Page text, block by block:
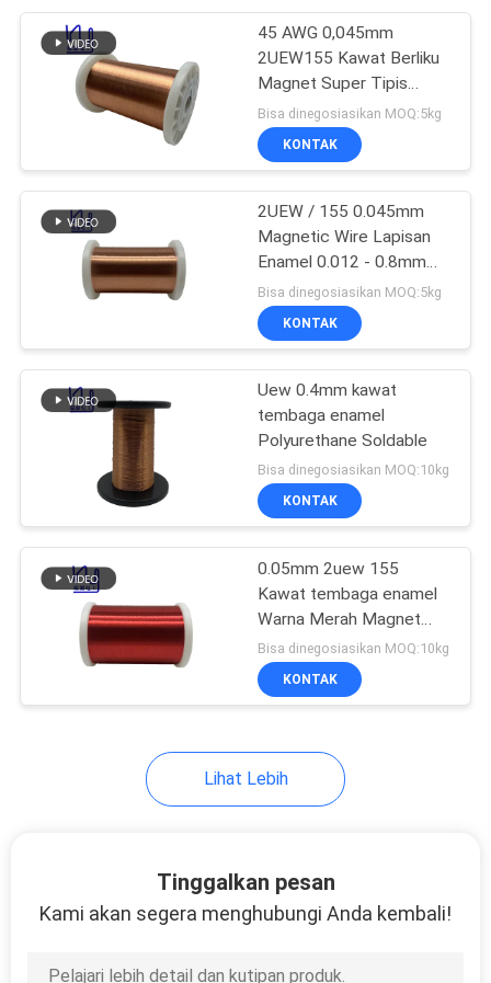
Tiga Kawat
Terisolasi
Kawat Kumparan
Suara
87
Filter Saluran Listrik
Beralih Mode
45 AWG 0,045mm
2UEW155 Kawat Berliku
Magnet Super Tipis
Berisolasi Enamel
Bisa dinegosiasikan MOQ:5kg
KONTAK
2UEW / 155 0.045mm
Magnetic Wire Lapisan
Enamel 0.012 - 0.8mm
Generator Wire Tembaga
Bisa dinegosiasikan MOQ:5kg
KONTAK
Uew 0.4mm kawat
tembaga enamel
Polyurethane Soldable
Bisa dinegosiasikan MOQ:10kg
KONTAK
0.05mm 2uew 155
Kawat tembaga enamel
Warna Merah Magnet
Winding
Bisa dinegosiasikan MOQ:10kg
KONTAK
Lihat Lebih
Tinggalkan pesan
Kami akan segera menghubungi Anda kembali!